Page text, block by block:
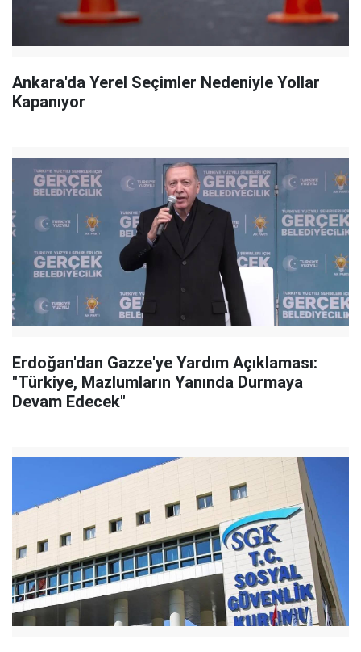
Ankara'da Yerel Seçimler Nedeniyle Yollar
Kapanıyor
Erdoğan'dan Gazze'ye Yardım Açıklaması:
"Türkiye, Mazlumların Yanında Durmaya
Devam Edecek"